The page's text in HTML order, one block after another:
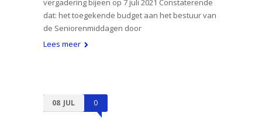
vergadering bijeen op 7 juli 2021 Constaterende
dat: het toegekende budget aan het bestuur van
de Seniorenmiddagen door
Lees meer
08 JUL 0